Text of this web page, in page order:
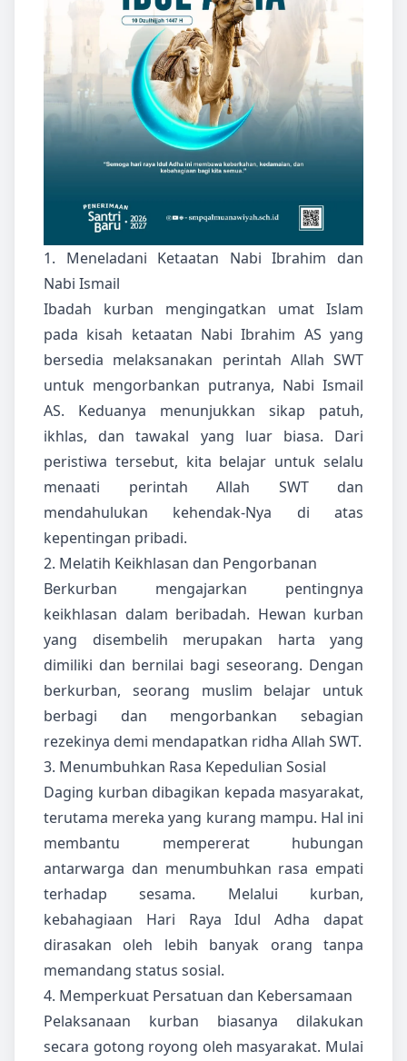
1. Meneladani Ketaatan Nabi Ibrahim dan
Nabi Ismail
Ibadah kurban mengingatkan umat Islam
pada kisah ketaatan Nabi Ibrahim AS yang
bersedia melaksanakan perintah Allah SWT
untuk mengorbankan putranya, Nabi Ismail
AS. Keduanya menunjukkan sikap patuh,
ikhlas, dan tawakal yang luar biasa. Dari
peristiwa tersebut, kita belajar untuk selalu
menaati perintah Allah SWT dan
mendahulukan kehendak-Nya di atas
kepentingan pribadi.
2. Melatih Keikhlasan dan Pengorbanan
Berkurban mengajarkan pentingnya
keikhlasan dalam beribadah. Hewan kurban
yang disembelih merupakan harta yang
dimiliki dan bernilai bagi seseorang. Dengan
berkurban, seorang muslim belajar untuk
berbagi dan mengorbankan sebagian
rezekinya demi mendapatkan ridha Allah SWT.
3. Menumbuhkan Rasa Kepedulian Sosial
Daging kurban dibagikan kepada masyarakat,
terutama mereka yang kurang mampu. Hal ini
membantu mempererat hubungan
antarwarga dan menumbuhkan rasa empati
terhadap sesama. Melalui kurban,
kebahagiaan Hari Raya Idul Adha dapat
dirasakan oleh lebih banyak orang tanpa
memandang status sosial.
4. Memperkuat Persatuan dan Kebersamaan
Pelaksanaan kurban biasanya dilakukan
secara gotong royong oleh masyarakat. Mulai